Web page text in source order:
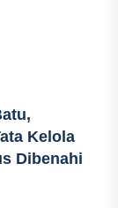
Kelola
Dibenahi